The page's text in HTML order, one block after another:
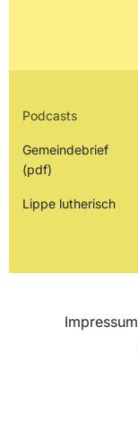
Podcasts
Gemeindebrief
(pdf)
Lippe lutherisch
Impressum